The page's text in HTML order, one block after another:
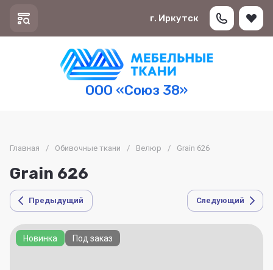
г. Иркутск
ООО «Союз 38»
Главная / Обивочные ткани / Велюр / Grain 626
Grain 626
Предыдущий Следующий
Новинка Под заказ